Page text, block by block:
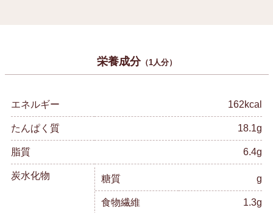
栄養成分（1人分）
エネルギー 162kcal
たんぱく質 18.1g
脂質 6.4g
炭水化物 糖質 g
食物繊維 1.3g